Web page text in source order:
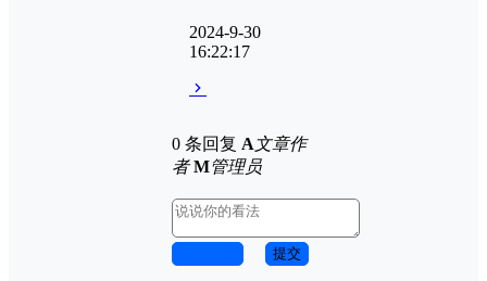
2024-9-30
16:22:17
0 条回复 A文章作
者 M管理员
提交